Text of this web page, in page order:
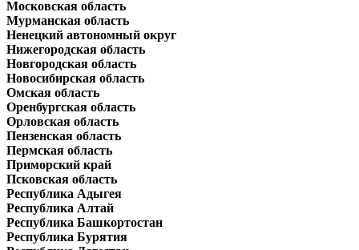
Московская область
Мурманская область
Ненецкий автономный округ
Нижегородская область
Новгородская область
Новосибирская область
Омская область
Оренбургская область
Орловская область
Пензенская область
Пермская область
Приморский край
Псковская область
Республика Адыгея
Республика Алтай
Республика Башкортостан
Республика Бурятия